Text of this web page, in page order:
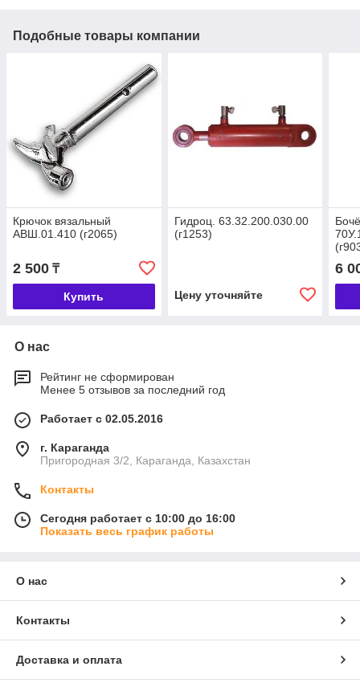
Подобные товары компании
Крючок вязальный
АВШ.01.410 (г2065)
2 500 ₸
Купить
Гидроц. 63.32.200.030.00
(г1253)
Цену уточняйте
6
О нас
Рейтинг не сформирован
Менее 5 отзывов за последний год
Работает с 02.05.2016
г. Караганда
Пригородная 3/2, Караганда, Казахстан
Контакты
Сегодня работает с 10:00 до 16:00
Показать весь график работы
О нас
Контакты
Доставка и оплата